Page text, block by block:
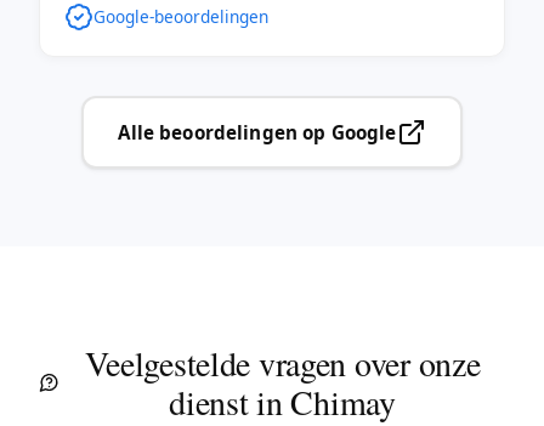
Google-beoordelingen
Alle beoordelingen op Google
Veelgestelde vragen over onze
dienst in Chimay